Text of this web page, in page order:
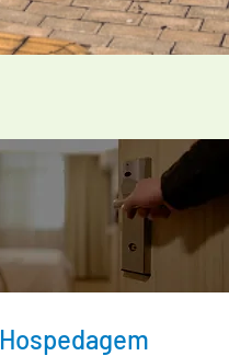
Hospedagem